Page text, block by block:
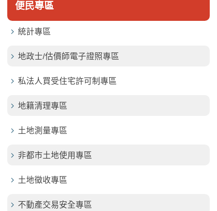
便民專區
統計專區
地政士/估價師電子證照專區
私法人買受住宅許可制專區
地籍清理專區
土地測量專區
非都市土地使用專區
土地徵收專區
不動產交易安全專區